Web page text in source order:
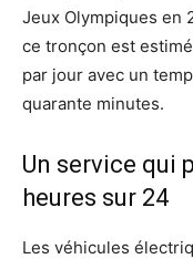
Jeux Olympiques en
ce tronçon est
par jour avec un
quarante minutes.
Un service qui
heures sur 24
Les véhicules